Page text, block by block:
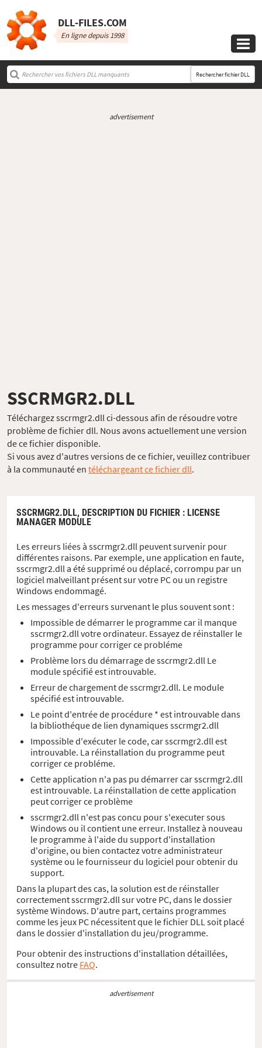
DLL‑FILES.COM
En ligne depuis 1998

Rechercher fichier DLL
advertisement
SSCRMGR2.DLL
Téléchargez sscrmgr2.dll ci-dessous afin de résoudre votre
problème de fichier dll. Nous avons actuellement une version
de ce fichier disponible.
Si vous avez d'autres versions de ce fichier, veuillez contribuer
à la communauté en téléchargeant ce fichier dll.
SSCRMGR2.DLL, DESCRIPTION DU FICHIER : LICENSE
MANAGER MODULE
Les erreurs liées à sscrmgr2.dll peuvent survenir pour
différentes raisons. Par exemple, une application en faute,
sscrmgr2.dll a été supprimé ou déplacé, corrompu par un
logiciel malveillant présent sur votre PC ou un registre
Windows endommagé.
Les messages d'erreurs survenant le plus souvent sont :
Impossible de démarrer le programme car il manque
sscrmgr2.dll votre ordinateur. Essayez de réinstaller le
programme pour corriger ce probléme
Problème lors du démarrage de sscrmgr2.dll Le
module spécifié est introuvable.
Erreur de chargement de sscrmgr2.dll. Le module
spécifié est introuvable.
Le point d'entrée de procédure * est introuvable dans
la bibliothéque de lien dynamiques sscrmgr2.dll
Impossible d'exécuter le code, car sscrmgr2.dll est
introuvable. La réinstallation du programme peut
corriger ce probléme.
Cette application n'a pas pu démarrer car sscrmgr2.dll
est introuvable. La réinstallation de cette application
peut corriger ce problème
sscrmgr2.dll n'est pas concu pour s'executer sous
Windows ou il contient une erreur. Installez à nouveau
le programme à l'aide du support d'installation
d'origine, ou bien contactez votre administrateur
système ou le fournisseur du logiciel pour obtenir du
support.
Dans la plupart des cas, la solution est de réinstaller
correctement sscrmgr2.dll sur votre PC, dans le dossier
système Windows. D'autre part, certains programmes
comme les jeux PC nécessitent que le fichier DLL soit placé
dans le dossier d'installation du jeu/programme.
Pour obtenir des instructions d'installation détaillées,
consultez notre FAQ.
advertisement